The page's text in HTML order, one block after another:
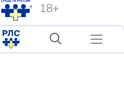
18+